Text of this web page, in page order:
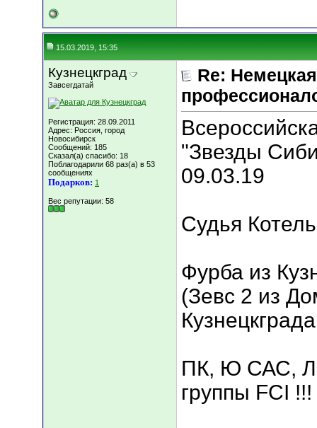
15.03.2019, 15:35
Кузнецкград
Завсегдатай
Регистрация: 28.09.2011
Адрес: Россия, город
Новосибирск
Сообщений: 185
Сказал(а) спасибо: 18
Поблагодарили 68 раз(а) в 53
сообщениях
Подарков: 1
Вес репутации: 58
Re:
"Звезды
09.03.19
Судья
Фурба из
(Зевс 2 из
ПК, Ю САС,
группы FCI !!!